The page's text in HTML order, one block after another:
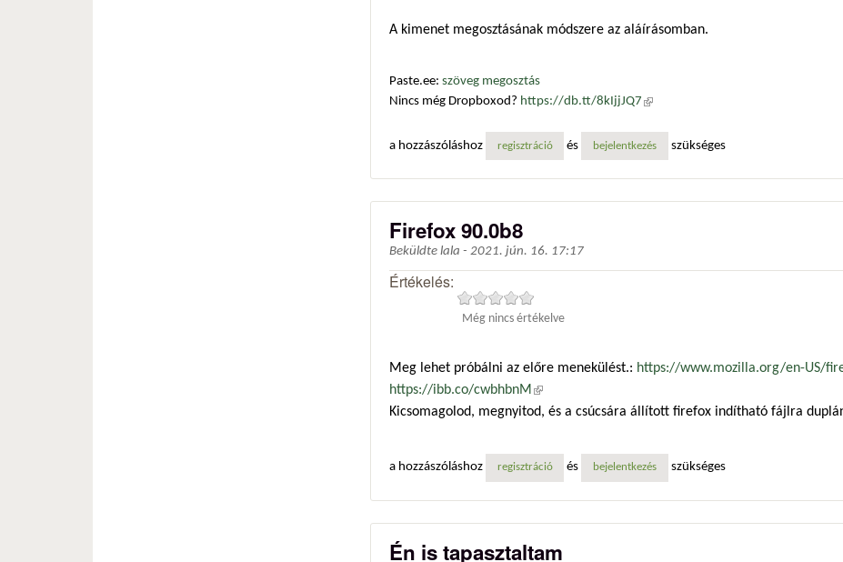
A kimenet megosztásának módszere az aláírásomban.
Paste.ee: szöveg megosztás
Nincs még Dropboxod? https://db.tt/8kIjjJQ7 (külső hivatkozás)
a hozzászóláshoz regisztráció és bejelentkezés szükséges
Firefox 90.0b8
Beküldte lala - 2021. jún. 16. 17:17
Értékelés:
Még nincs értékelve
Meg lehet próbálni az előre menekülést.: https://www.mozilla.org/en-US/
https://ibb.co/cwbhbnM (külső hivatkozás)
Kicsomagolod, megnyitod, és a csúcsára állított firefox indítható fájlra
a hozzászóláshoz regisztráció és bejelentkezés szükséges
Én is tapasztaltam